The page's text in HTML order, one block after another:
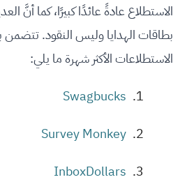
الاستطلاع عادةً عائدًا كبيرًا، كما أنَّ
بطاقات الهدايا وليس النقود.
الاستطلاعات الأكثر شهرة ما يلي:
Swagbucks
Survey Monkey
InboxDollars